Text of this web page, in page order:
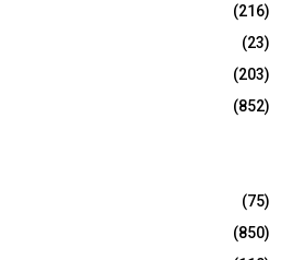
(216)
(23)
(203)
(852)
(75)
(850)